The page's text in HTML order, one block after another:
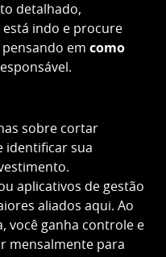
detalhado,
indo e procure
em como
sobre cortar
identificar sua
aplicativos de gestão
aliados aqui. Ao
você ganha controle e
mensalmente para